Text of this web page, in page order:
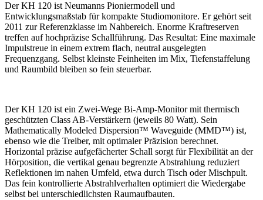
Der KH 120 ist Neumanns Pioniermodell und
Entwicklungsmaßstab für kompakte Studiomonitore. Er gehört seit
2011 zur Referenzklasse im Nahbereich. Enorme Kraftreserven
treffen auf hochpräzise Schallführung. Das Resultat: Eine maximale
Impulstreue in einem extrem flach, neutral ausgelegten
Frequenzgang. Selbst kleinste Feinheiten im Mix, Tiefenstaffelung
und Raumbild bleiben so fein steuerbar.
Der KH 120 ist ein Zwei-Wege Bi-Amp-Monitor mit thermisch
geschützten Class AB-Verstärkern (jeweils 80 Watt). Sein
Mathematically Modeled Dispersion™ Waveguide (MMD™) ist,
ebenso wie die Treiber, mit optimaler Präzision berechnet.
Horizontal präzise aufgefächerter Schall sorgt für Flexibilität an der
Hörposition, die vertikal genau begrenzte Abstrahlung reduziert
Reflektionen im nahen Umfeld, etwa durch Tisch oder Mischpult.
Das fein kontrollierte Abstrahlverhalten optimiert die Wiedergabe
selbst bei unterschiedlichsten Raumaufbauten.